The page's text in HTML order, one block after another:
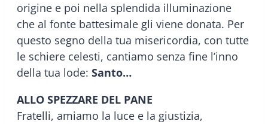
origine e poi nella splendida illuminazione
che al fonte battesimale gli viene donata. Per
questo segno della tua misericordia, con tutte
le schiere celesti, cantiamo senza fine l’inno
della tua lode: Santo…
ALLO SPEZZARE DEL PANE
Fratelli, amiamo la luce e la giustizia,